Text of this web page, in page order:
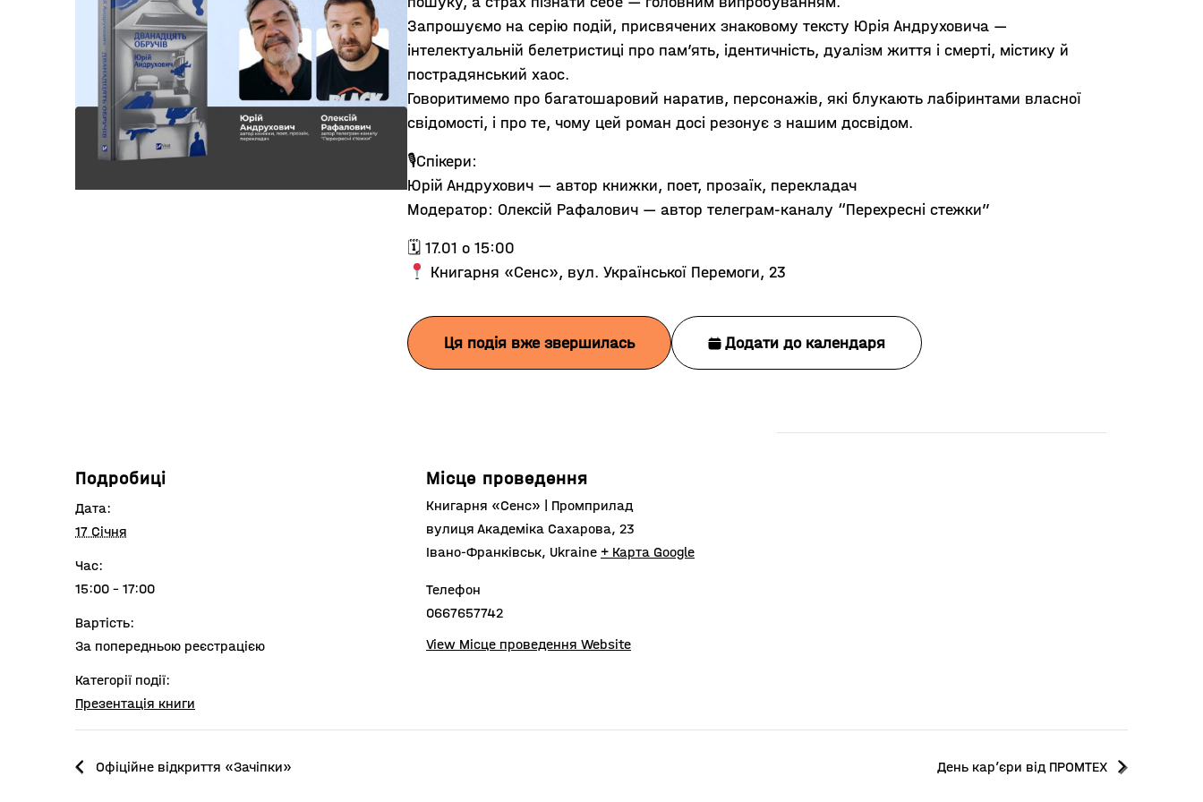
Запрошуємо на серію подій, присвячених знаковому тексту Юрія Андруховича —
інтелектуальній белетристиці про пам’ять, ідентичність, дуалізм життя і смерті, містику й
пострадянський хаос.
Говоритимемо про багатошаровий наратив, персонажів, які блукають лабіринтами власної
свідомості, і про те, чому цей роман досі резонує з нашим досвідом.
🎙Спікери:
Юрій Андрухович — автор книжки, поет, прозаїк, перекладач
Модератор: Олексій Рафалович — автор телеграм-каналу “Перехресні стежки”
🗓 17.01 о 15:00
Книгарня «Сенс», вул. Української Перемоги, 23
Ця подія вже звершилась Додати до календаря
Подробиці
Дата:
17 Січня
Час:
15:00 - 17:00
Вартість:
За попередньою реєстрацією
Категорії події:
Презентація книги
Місце проведення
Книгарня «Сенс» | Промприлад
вулиця Академіка Сахарова, 23
Івано-Франківськ, Ukraine + Карта Google
Телефон
0667657742
View Місце проведення Website
Офіційне відкриття «Зачіпки» День кар’єри від ПРОМТЕХ